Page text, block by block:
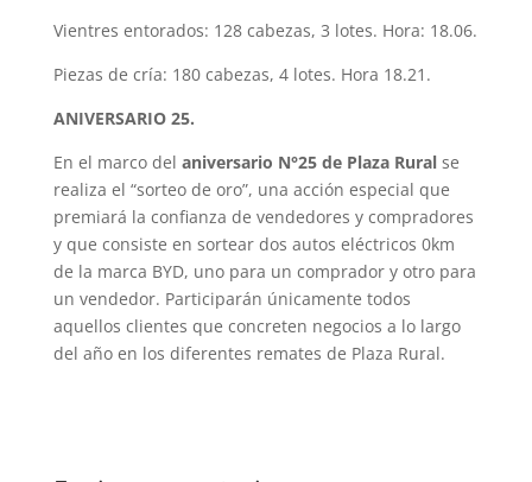
Vientres entorados: 128 cabezas, 3 lotes. Hora: 18.06.
Piezas de cría: 180 cabezas, 4 lotes. Hora 18.21.
ANIVERSARIO 25.
En el marco del aniversario N°25 de Plaza Ruralse
realiza el “sorteo de oro”, una acción especial que
premiará la confianza de vendedores y compradores
y que consiste en sortear dos autos eléctricos 0km
de la marca BYD, uno para un comprador y otro para
un vendedor. Participarán únicamente todos
aquellos clientes que concreten negocios a lo largo
del año en los diferentes remates de Plaza Rural.